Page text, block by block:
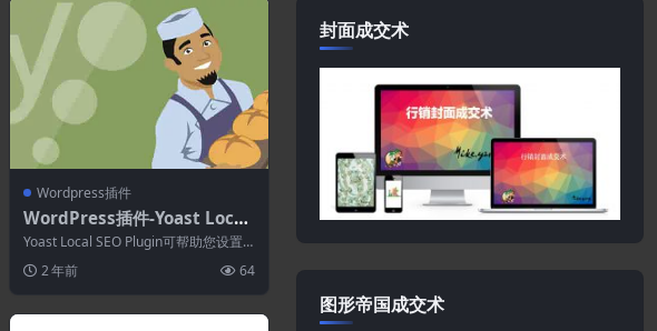
Wordpress插件
WordPress插件-Yoast Local
SEO Plugin 15.5.0
Yoast Local SEO Plugin可帮助您设置
2 年前 64
封面成交术
图形帝国成交术